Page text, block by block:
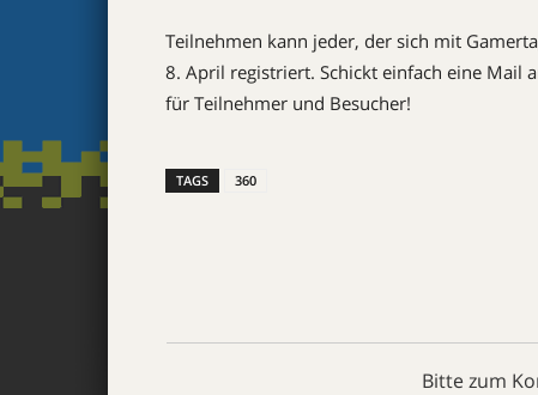
Teilnehmen kann jeder, der sich mit
8. April registriert. Schickt einfach eine Mail
für Teilnehmer und Besucher!
TAGS 360
Bitte zum